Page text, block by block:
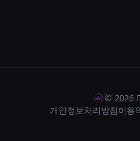
© 2026
개인정보처리방침이용